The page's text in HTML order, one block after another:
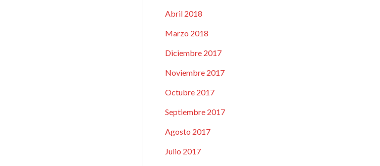
Abril 2018
Marzo 2018
Diciembre 2017
Noviembre 2017
Octubre 2017
Septiembre 2017
Agosto 2017
Julio 2017